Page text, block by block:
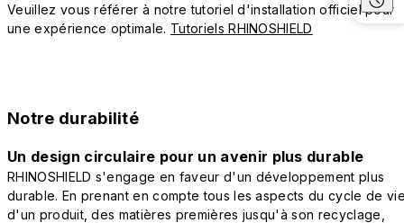
Veuillez vous référer à notre tutoriel d'installation officiel pour
une expérience optimale. Tutoriels RHINOSHIELD
Notre durabilité
Un design circulaire pour un avenir plus durable
RHINOSHIELD s'engage en faveur d'un développement plus
durable. En prenant en compte tous les aspects du cycle de
d'un produit, des matières premières jusqu'à son recyclage,